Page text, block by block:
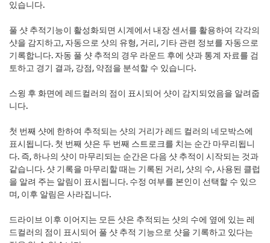
있습니다.
풀 샷 추적기능이 활성화되면 시계에서 내장 센서를 활용하여 각각의
샷을 감지하고, 자동으로 샷의 유형, 거리, 기타 관련 정보를 자동으로
기록합니다. 자동 풀 샷 추적의 경우 라운드 후에 샷과 통계 자료를 검
토하고 경기 결과, 강점, 약점을 분석할 수 있습니다.
스윙 후 화면에 레드컬러의 점이 표시되어 샷이 감지되었음을 알려줍
니다.
첫 번째 샷에 한하여 추적되는 샷의 거리가 레드 컬러의 네모박스에
표시됩니다. 첫 번째 샷은 두 번째 스트로크를 치는 순간 마무리됩니
다. 즉, 하나의 샷이 마무리되는 순간은 다음 샷 추적이 시작되는 것과
같습니다. 샷 기록을 마무리할 때는 기록된 거리, 샷의 수, 사용된 클럽
을 알려 주는 알림이 표시됩니다. 수정 여부를 본인이 선택할 수 있으
며, 이후 알림은 사라집니다.
드라이브 이후 이어지는 모든 샷은 추적되는 샷의 수에 옆에 있는 레
드컬러의 점이 표시되어 풀 샷 추적 기능으로 샷을 기록하고 있다는